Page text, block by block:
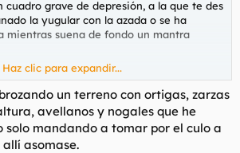
cuadro grave de depresión, a la que te des
la yugular con la azada o se ha
mientras suena de fondo un mantra
es una enfermedad grave
químicas importantes en el
con zanjas y meditación, o una
Haz clic para expandir...
un terreno con ortigas, zarzas
avellanos y nogales que he
solo mandando a tomar por el culo a
asomase.